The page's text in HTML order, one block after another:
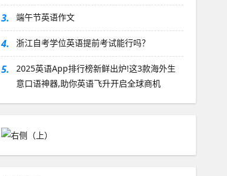
3. 端午节英语作文
4. 浙江自考学位英语提前考试能行吗？
5.
2025英语App排行榜新鲜出炉!这3款海外生
意口语神器,助你英语飞升开启全球商机